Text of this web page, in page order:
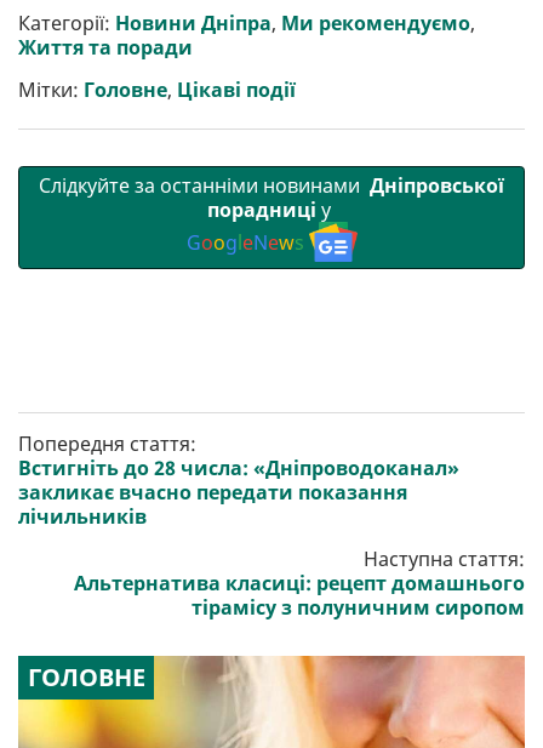
р
и
т
b
o
o
t
e
r
l g
r
s
A
r l
Категорії: Новини Дніпра, Ми рекомендуємо,
Життя та поради
Мітки: Головне, Цікаві події
Слідкуйте за останніми новинами Дніпровської
порадниці у
GoogleNews
Попередня стаття:
Встигніть до 28 числа: «Дніпроводоканал»
закликає вчасно передати показання
лічильників
Наступна стаття:
Альтернатива класиці: рецепт домашнього
тірамісу з полуничним сиропом
ГОЛОВНЕ